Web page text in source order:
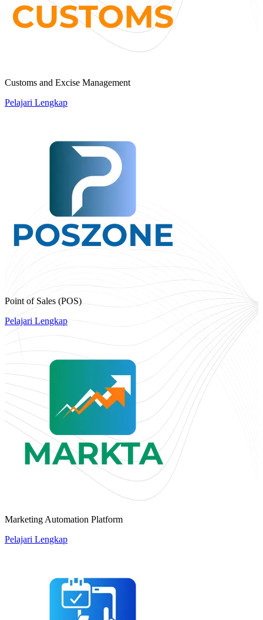
Customs and Excise Management
Pelajari Lengkap
Point of Sales (POS)
Pelajari Lengkap
Marketing Automation Platform
Pelajari Lengkap